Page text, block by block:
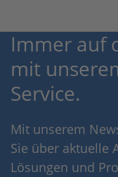
Immer auf
mit
Service.
Mit unserem
Sie über aktuelle
Lösungen und